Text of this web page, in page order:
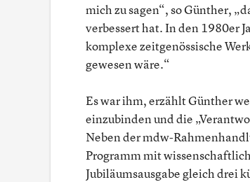
mich zu sagen“, so Günther,
verbessert hat. In den 1980er
komplexe zeitgenössische
gewesen wäre.“
Es war ihm, erzählt Günther
einzubinden und die
Neben der mdw-
Programm mit
Jubiläumsausgabe gleich drei